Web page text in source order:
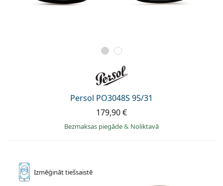
Persol PO3048S 95/31
179,90 €
Bezmaksas piegāde& Noliktavā
Izmēģināttiešsaistē